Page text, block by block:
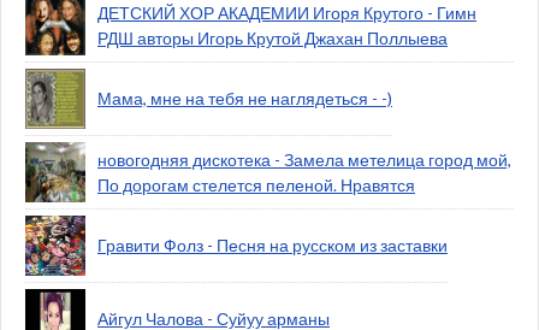
ДЕТСКИЙ ХОР АКАДЕМИИ Игоря Крутого - Гимн
РДШ авторы Игорь Крутой Джахан Поллыева
Мама, мне на тебя не наглядеться - -)
новогодняя дискотека - Замела метелица город мой,
По дорогам стелется пеленой. Нравятся
Гравити Фолз - Песня на русском из заставки
Айгул Чалова - Суйуу арманы